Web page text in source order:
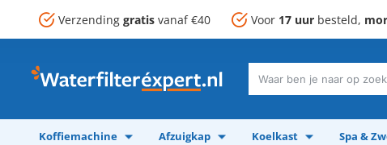
Verzending gratis vanaf €40 Voor 17 uur besteld,
Waar
je
naar
Koffiemachine Afzuigkap Koelkast Spa &